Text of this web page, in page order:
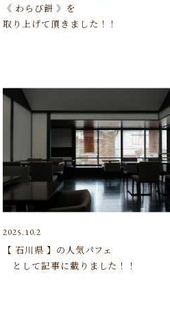
《 わらび餅 》を
取り上げて頂きました！！
2025.10.2
【 石川県 】の人気パフェ
として記事に載りました！！